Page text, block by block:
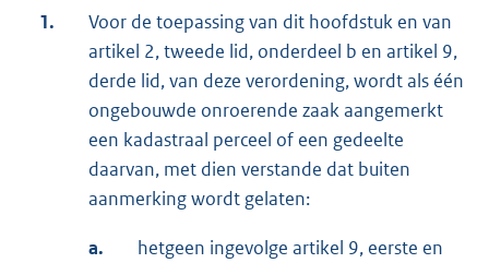
1.
Voor de toepassing van dit hoofdstuk en van
artikel 2, tweede lid, onderdeel b en artikel 9,
derde lid, van deze verordening, wordt als één
ongebouwde onroerende zaak aangemerkt
een kadastraal perceel of een gedeelte
daarvan, met dien verstande dat buiten
aanmerking wordt gelaten:
a.
hetgeen ingevolge artikel 9, eerste en